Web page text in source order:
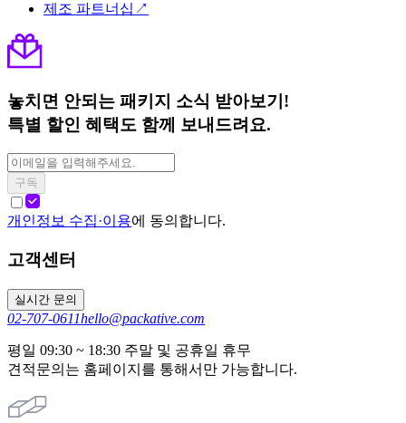
제조 파트너십↗
놓치면 안되는 패키지 소식 받아보기!
특별 할인 혜택도 함께 보내드려요.
구독
개인정보 수집·이용에 동의합니다.
고객센터
실시간 문의
02-707-0611hello@packative.com
평일 09:30 ~ 18:30 주말 및 공휴일 휴무
견적문의는 홈페이지를 통해서만 가능합니다.